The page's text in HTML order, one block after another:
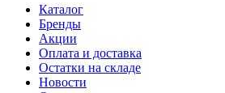
Каталог
Бренды
Акции
Оплата и доставка
Остатки на складе
Новости